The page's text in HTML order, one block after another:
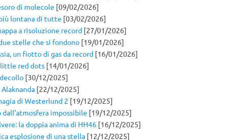
di molecole [09/02/2026]
lontana di tutte [03/02/2026]
a risoluzione record[27/01/2026]
stelle che si fondono[19/01/2026]
un fiotto di gas da record[16/01/2026]
red dots[14/01/2026]
[30/12/2025]
[22/12/2025]
di Westerlund 2 [19/12/2025]
impossibile [19/12/2025]
la doppia anima di HH46[16/12/2025]
esplosione di una stella[12/12/2025]